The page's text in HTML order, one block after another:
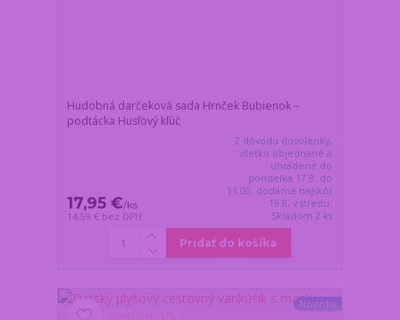
Hudobná darčeková sada Hrnček Bubienok –
podtácka Husľový kľúč
17,95 €/ks
14,59 € bez DPH
Z dôvodu dovolenky,
všetko objednané a
uhradené do
pondelka 17.8. do
11:00, dodáme najskôr
19.8. v stredu.
Skladom 2 ks
Pridať do košíka
Novinka